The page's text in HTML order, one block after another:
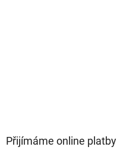
Přijímáme online platby